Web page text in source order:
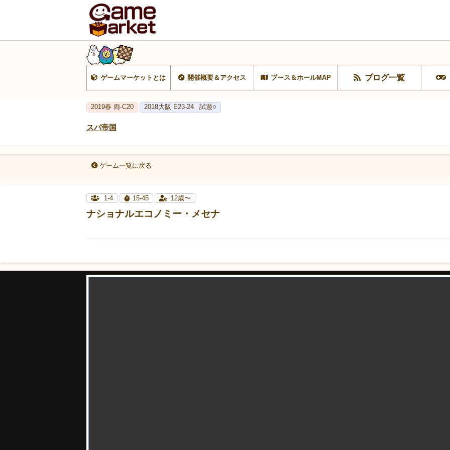
ゲームマーケットとは 開催概要＆アクセス ブース＆ホールMAP ブログ一覧
2019春 両-C20 2018大阪 E23-24 試遊○
スパ帝国
ゲーム一覧に戻る
1-4 15-45 12歳〜
ナショナルエコノミー・メセナ